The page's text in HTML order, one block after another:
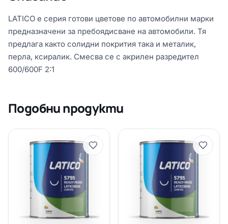
LATICO е серия готови цветове по автомобилни марки
предназначени за пребоядисване на автомобили. Тя
предлага както солидни покрития така и металик,
перла, ксиралик. Смесва се с акрилен разредител
600/600F 2:1
Подобни продукти